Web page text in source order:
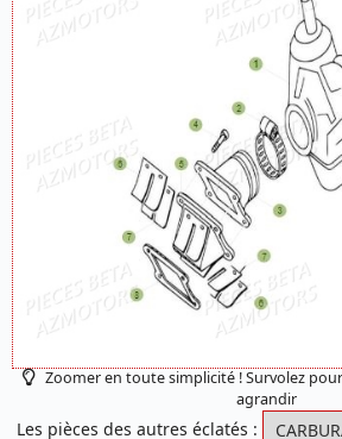
Zoomer en toute simplicité ! Survolez
agrandir
Les pièces des autres éclatés :